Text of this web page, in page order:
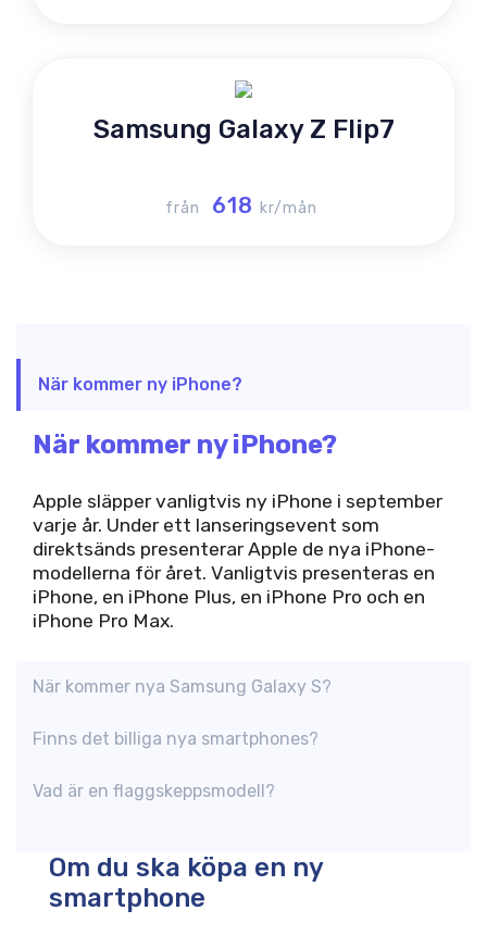
Samsung Galaxy Z Flip7
från 618 kr/mån
När kommer ny iPhone?
När kommer ny iPhone?
Apple släpper vanligtvis ny iPhone i september
varje år. Under ett lanseringsevent som
direktsänds presenterar Apple de nya iPhone-
modellerna för året. Vanligtvis presenteras en
iPhone, en iPhone Plus, en iPhone Pro och en
iPhone Pro Max.
När kommer nya Samsung Galaxy S?
Finns det billiga nya smartphones?
Vad är en flaggskeppsmodell?
Om du ska köpa en ny
smartphone